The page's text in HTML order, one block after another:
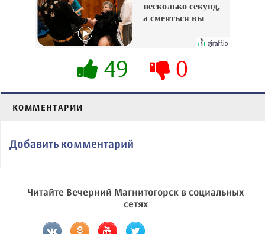
несколько секунд,
а смеяться вы
49 0
КОММЕНТАРИИ
Добавить комментарий
Читайте Вечерний Магнитогорск в социальных
сетях